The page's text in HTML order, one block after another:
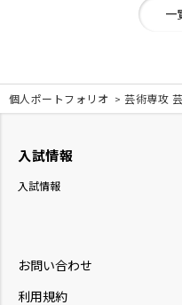
一
個人ポートフォリオ 芸術専攻
お問い合わせ
利用規約
入試情報
入試情報